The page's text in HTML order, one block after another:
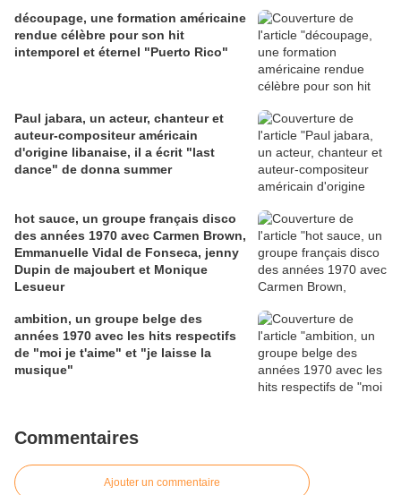
découpage, une formation américaine
rendue célèbre pour son hit
intemporel et éternel "Puerto Rico"
Paul jabara, un acteur, chanteur et
auteur-compositeur américain
d'origine libanaise, il a écrit "last
dance" de donna summer
hot sauce, un groupe français disco
des années 1970 avec Carmen Brown,
Emmanuelle Vidal de Fonseca, jenny
Dupin de majoubert et Monique
Lesueur
ambition, un groupe belge des
années 1970 avec les hits respectifs
de "moi je t'aime" et "je laisse la
musique"
Commentaires
Ajouter un commentaire